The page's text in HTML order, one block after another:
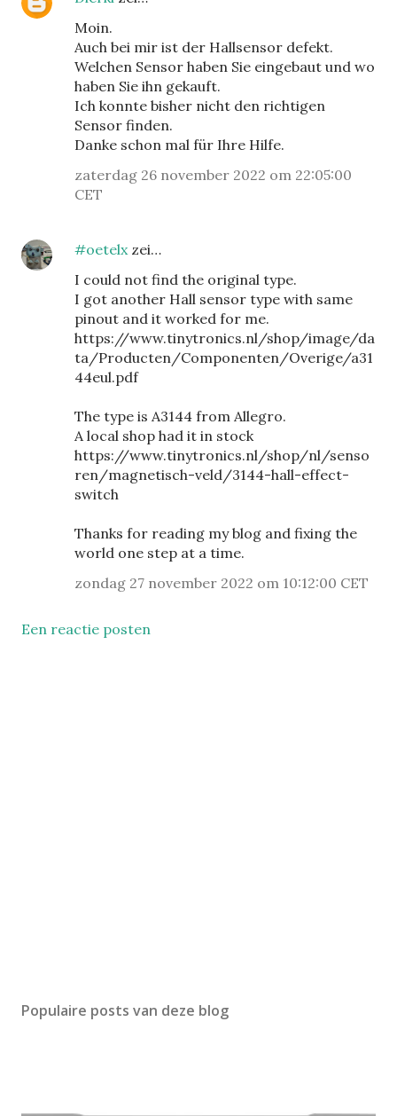
Moin.
Auch bei mir ist der Hallsensor defekt.
Welchen Sensor haben Sie eingebaut und wo
haben Sie ihn gekauft.
Ich konnte bisher nicht den richtigen
Sensor finden.
Danke schon mal für Ihre Hilfe.
zaterdag 26 november 2022 om 22:05:00
CET
#oetelxzei…
I could not find the original type.
I got another Hall sensor type with same
pinout and it worked for me.
https://www.tinytronics.nl/shop/image/da
ta/Producten/Componenten/Overige/a31
44eul.pdf
The type is A3144 from Allegro.
A local shop had it in stock
https://www.tinytronics.nl/shop/nl/senso
ren/magnetisch-veld/3144-hall-effect-
switch
Thanks for reading my blog and fixing the
world one step at a time.
zondag 27 november 2022 om 10:12:00 CET
Een reactie posten
Populaire posts van deze blog